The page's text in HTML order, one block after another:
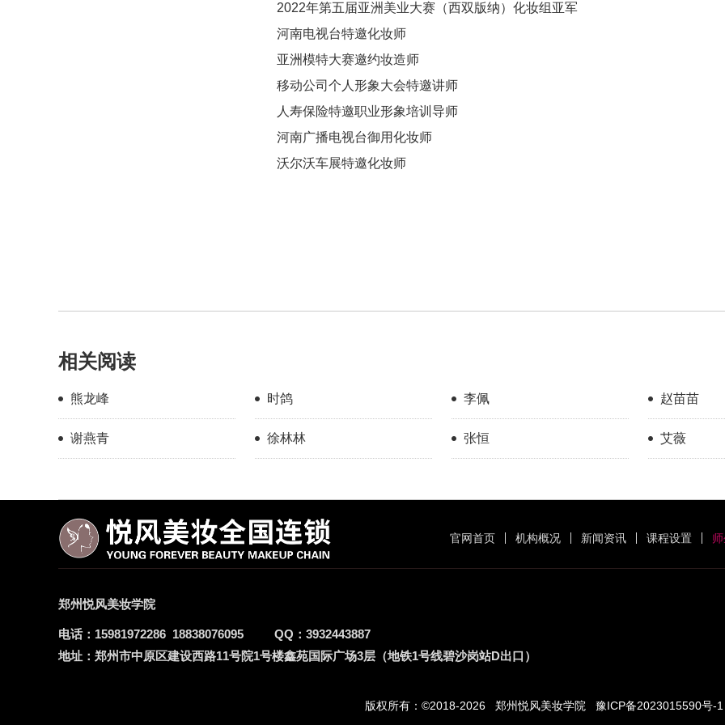
2022年第五届亚洲美业大赛（西双版纳）化妆组亚军
河南电视台特邀化妆师
亚洲模特大赛邀约妆造师
移动公司个人形象大会特邀讲师
人寿保险特邀职业形象培训导师
河南广播电视台御用化妆师
沃尔沃车展特邀化妆师
相关阅读
熊龙峰 时鸽 李佩 赵苗苗
谢燕青 徐林林 张恒 艾薇
官网首页 机构概况 新闻资讯 课程设置
郑州悦风美妆学院
电话： 15981972286 18838076095 QQ： 3932443887
地址： 郑州市中原区建设西路11号院1号楼鑫苑国际广场3层（地铁1号线碧沙岗站D出口）
版权所有：©2018-2026 郑州悦风美妆学院 豫ICP备2023015590号-1